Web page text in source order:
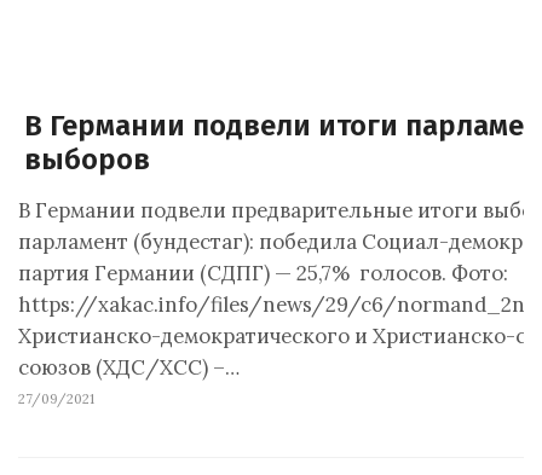
В Германии подвели итоги
выборов
В Германии подвели предварительные итоги
парламент (бундестаг): победила Социал-
партия Германии (СДПГ) — 25,7% голосов. Фото:
https://xakac.info/files/news/29/c6/
Христианско-демократического и Христианско-
союзов (ХДС/ХСС) –…
27/09/2021